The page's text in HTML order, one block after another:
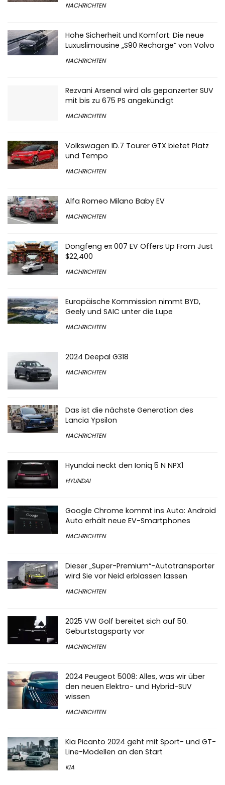
NACHRICHTEN
Hohe Sicherheit und Komfort: Die neue
Luxuslimousine „S90 Recharge“ von Volvo
NACHRICHTEN
Rezvani Arsenal wird als gepanzerter SUV
mit bis zu 675 PS angekündigt
NACHRICHTEN
Volkswagen ID.7 Tourer GTX bietet Platz
und Tempo
NACHRICHTEN
Alfa Romeo Milano Baby EV
NACHRICHTEN
Dongfeng eπ 007 EV Offers Up From Just
$22,400
NACHRICHTEN
Europäische Kommission nimmt BYD,
Geely und SAIC unter die Lupe
NACHRICHTEN
2024 Deepal G318
NACHRICHTEN
Das ist die nächste Generation des
Lancia Ypsilon
NACHRICHTEN
Hyundai neckt den Ioniq 5 N NPX1
HYUNDAI
Google Chrome kommt ins Auto: Android
Auto erhält neue EV-Smartphones
NACHRICHTEN
Dieser „Super-Premium“-Autotransporter
wird Sie vor Neid erblassen lassen
NACHRICHTEN
2025 VW Golf bereitet sich auf 50.
Geburtstagsparty vor
NACHRICHTEN
2024 Peugeot 5008: Alles, was wir über
den neuen Elektro- und Hybrid-SUV
wissen
NACHRICHTEN
Kia Picanto 2024 geht mit Sport- und GT-
Line-Modellen an den Start
KIA